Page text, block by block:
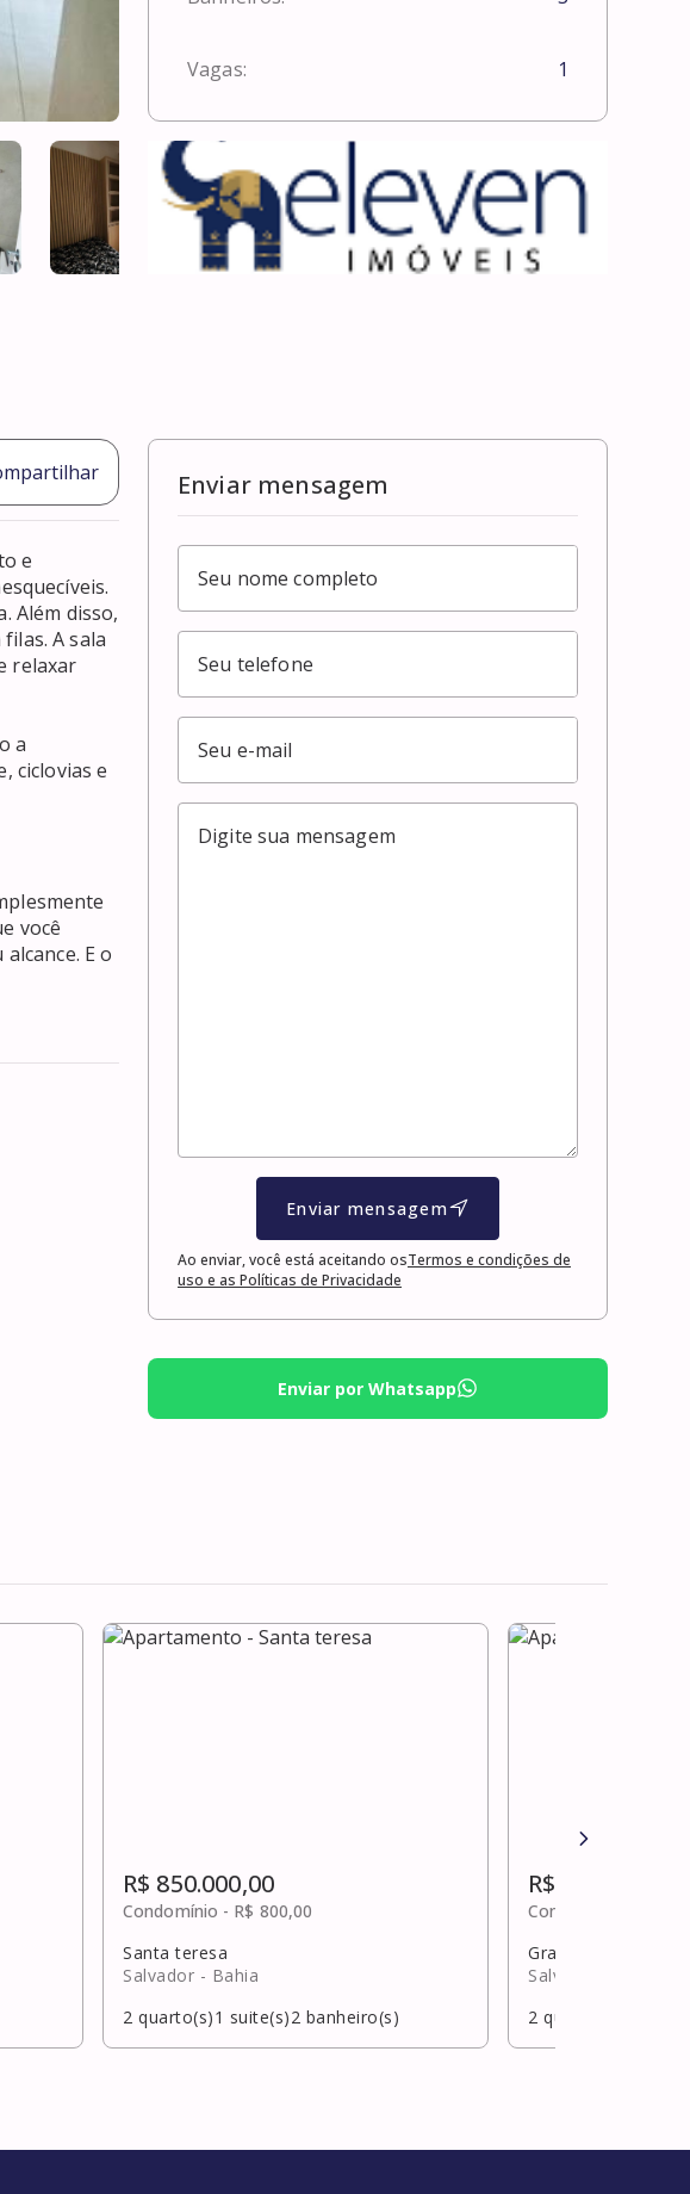
Vagas: 1
e
Além disso,
A sala
relaxar
a
ciclovias e
você
E o
Enviar mensagem
Enviar mensagem
Ao enviar, você está aceitando osTermos e condições de
uso e as Políticas de Privacidade
Enviar por Whatsapp
R$ 850.000,00
Condomínio - R$ 800,00
Santa teresa
Salvador - Bahia
2 quarto(s)1 suite(s)2 banheiro(s)
R$ 850.000,00
Condomínio -
Graça
Salvador
2 quarto(s)